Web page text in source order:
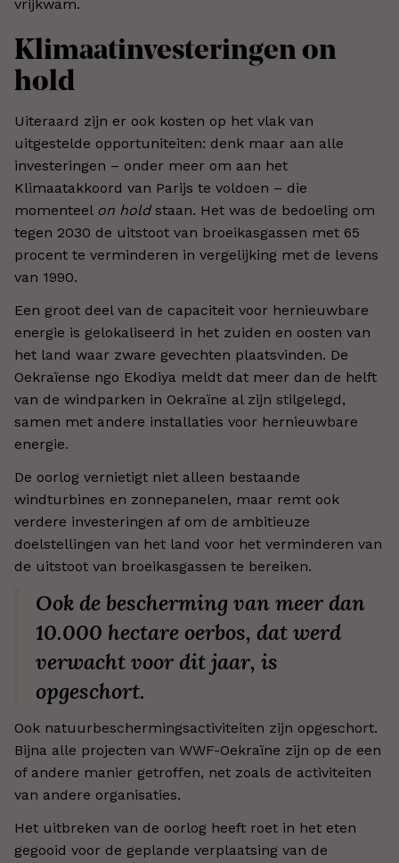
vrijkwam.
Klimaatinvesteringen on
hold
Uiteraard zijn er ook kosten op het vlak van
uitgestelde opportuniteiten: denk maar aan alle
investeringen – onder meer om aan het
Klimaatakkoord van Parijs te voldoen – die
momenteel on holdstaan. Het was de bedoeling om
tegen 2030 de uitstoot van broeikasgassen met 65
procent te verminderen in vergelijking met de levens
van 1990.
Een groot deel van de capaciteit voor hernieuwbare
energie is gelokaliseerd in het zuiden en oosten van
het land waar zware gevechten plaatsvinden. De
Oekraïense ngo Ekodiya meldt dat meer dan de helft
van de windparken in Oekraïne al zijn stilgelegd,
samen met andere installaties voor hernieuwbare
energie.
De oorlog vernietigt niet alleen bestaande
windturbines en zonnepanelen, maar remt ook
verdere investeringen af om de ambitieuze
doelstellingen van het land voor het verminderen van
de uitstoot van broeikasgassen te bereiken.
Ook de bescherming van meer dan
10.000 hectare oerbos, dat werd
verwacht voor dit jaar, is
opgeschort.
Ook natuurbeschermingsactiviteiten zijn opgeschort.
Bijna alle projecten van WWF-Oekraïne zijn op de een
of andere manier getroffen, net zoals de activiteiten
van andere organisaties.
Het uitbreken van de oorlog heeft roet in het eten
gegooid voor de geplande verplaatsing van de